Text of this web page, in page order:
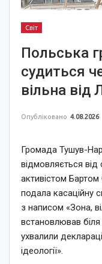
Світ
Польська
судиться
вільна від
Опубліковано 4.08.2026
Громада Тушув-
відмовляється
активістом
подала касаційну
з написом «Зона,
встановлював біля
ухвалили
ідеології».